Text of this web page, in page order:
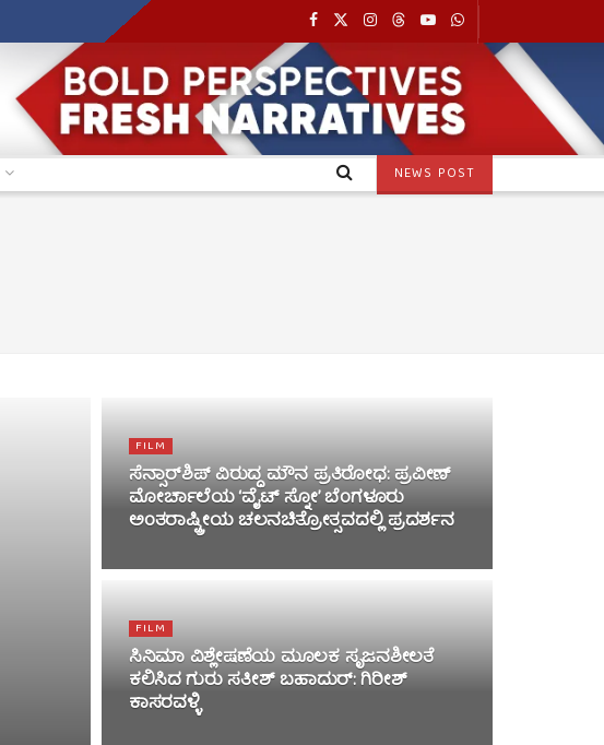
NEWS POST
FILM
ಸೆನ್ಸಾರ್‌ಶಿಪ್ ವಿರುದ್ಧ ಮೌನ ಪ್ರತಿರೋಧ: ಪ್ರವೀಣ್
ಮೋರ್ಚಾಲೆಯ ‘ವೈಟ್ ಸ್ನೋ’ ಬೆಂಗಳೂರು
ಅಂತರಾಷ್ಟ್ರೀಯ ಚಲನಚಿತ್ರೋತ್ಸವದಲ್ಲಿ ಪ್ರದರ್ಶನ
FILM
ಸಿನಿಮಾ ವಿಶ್ಲೇಷಣೆಯ ಮೂಲಕ ಸೃಜನಶೀಲತೆ
ಕಲಿಸಿದ ಗುರು ಸತೀಶ್ ಬಹಾದುರ್: ಗಿರೀಶ್
ಕಾಸರವಳ್ಳಿ